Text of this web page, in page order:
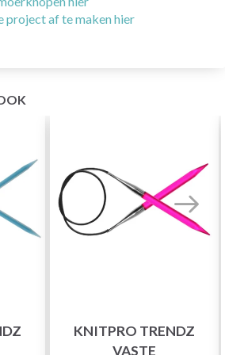
project af te maken hier
KNITPRO TRENDZ
VASTE